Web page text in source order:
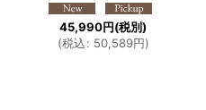
45,990円(税別)
(税込: 50,589円)